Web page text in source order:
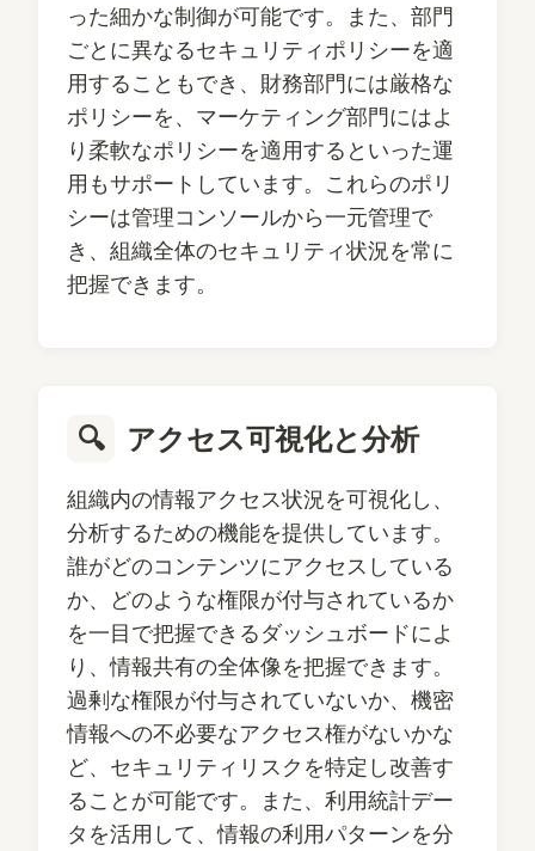
った細かな制御が可能です。また、部門
ごとに異なるセキュリティポリシーを適
用することもでき、財務部門には厳格な
ポリシーを、マーケティング部門にはよ
り柔軟なポリシーを適用するといった運
用もサポートしています。これらのポリ
シーは管理コンソールから一元管理で
き、組織全体のセキュリティ状況を常に
把握できます。
🔍 アクセス可視化と分析
組織内の情報アクセス状況を可視化し、
分析するための機能を提供しています。
誰がどのコンテンツにアクセスしている
か、どのような権限が付与されているか
を一目で把握できるダッシュボードによ
り、情報共有の全体像を把握できます。
過剰な権限が付与されていないか、機密
情報への不必要なアクセス権がないかな
ど、セキュリティリスクを特定し改善す
ることが可能です。また、利用統計デー
タを活用して、情報の利用パターンを分